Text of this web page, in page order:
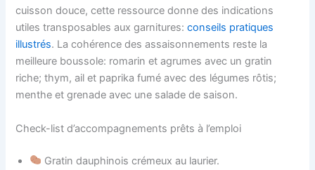
cuisson douce, cette ressource donne des indications
utiles transposables aux garnitures:conseils pratiques
illustrés. La cohérence des assaisonnements reste la
meilleure boussole: romarin et agrumes avec un gratin
riche; thym, ail et paprika fumé avec des légumes rôtis;
menthe et grenade avec une salade de saison.
Check-list d’accompagnements prêts à l’emploi
Gratin dauphinois crémeux au laurier.